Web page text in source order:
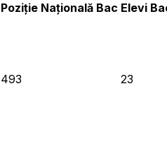
Poziție Națională Bac Elevi
493 23